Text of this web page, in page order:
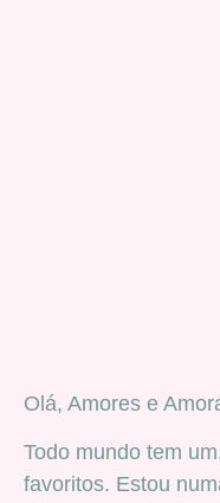
Olá, Amores e
Todo mundo tem
favoritos. Estou